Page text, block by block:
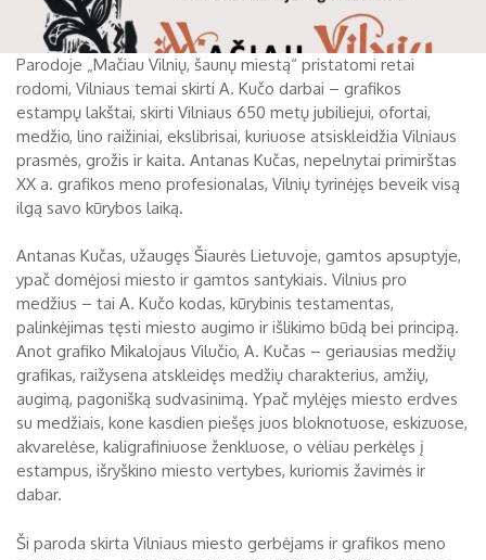
Parodoje „Mačiau Vilnių, šaunų miestą“ pristatomi retai
rodomi, Vilniaus temai skirti A. Kučo darbai – grafikos
estampų lakštai, skirti Vilniaus 650 metų jubiliejui, ofortai,
medžio, lino raižiniai, ekslibrisai, kuriuose atsiskleidžia Vilniaus
prasmės, grožis ir kaita. Antanas Kučas, nepelnytai primirštas
XX a. grafikos meno profesionalas, Vilnių tyrinėjęs beveik visą
ilgą savo kūrybos laiką.
Antanas Kučas, užaugęs Šiaurės Lietuvoje, gamtos apsuptyje,
ypač domėjosi miesto ir gamtos santykiais. Vilnius pro
medžius – tai A. Kučo kodas, kūrybinis testamentas,
palinkėjimas tęsti miesto augimo ir išlikimo būdą bei principą.
Anot grafiko Mikalojaus Vilučio, A. Kučas – geriausias medžių
grafikas, raižysena atskleidęs medžių charakterius, amžių,
augimą, pagonišką sudvasinimą. Ypač mylėjęs miesto erdves
su medžiais, kone kasdien piešęs juos bloknotuose, eskizuose,
akvarelėse, kaligrafiniuose ženkluose, o vėliau perkėlęs į
estampus, išryškino miesto vertybes, kuriomis žavimės ir
dabar.
Ši paroda skirta Vilniaus miesto gerbėjams ir grafikos meno